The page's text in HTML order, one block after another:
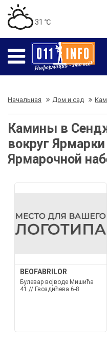
31 ℃
Начальная Дом и сад
Камины в
вокруг
Ярмарочной
BEOFABRILOR
Булевар војводе Мишића
41 // Гвоздићева 6-8